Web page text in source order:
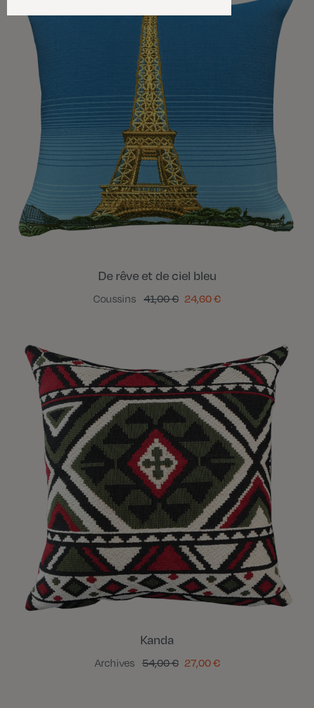
De rêve et de ciel bleu
Coussins 41,00 € 24,60 €
Kanda
Archives 54,00 € 27,00 €